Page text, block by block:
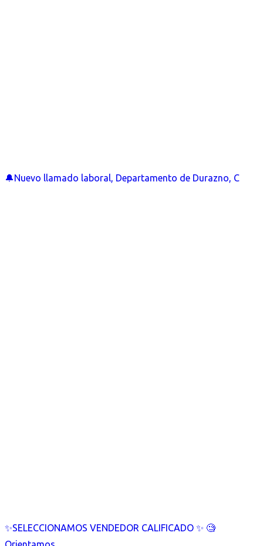
🔔Nuevo llamado laboral, Departamento de Durazno, C
✨SELECCIONAMOS VENDEDOR CALIFICADO ✨ 🧐